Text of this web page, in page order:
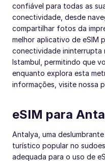
confiável para todas as
conectividade, desde
compartilhar fotos da
melhor aplicativo de eSIM
conectividade ininterrupta
Istambul, permitindo que
enquanto explora esta
informações, visite nossa
eSIM para
Antalya, uma
turístico popular no
adequada para o uso de